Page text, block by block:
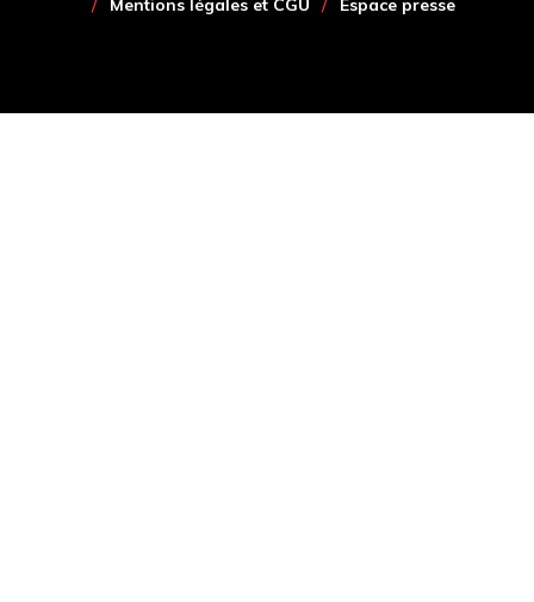
Mentions légales et CGU
Espace presse